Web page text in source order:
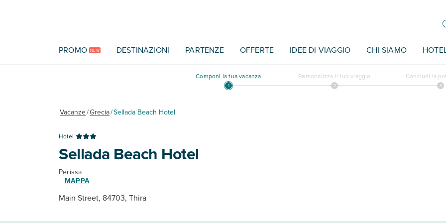
PROMO NEW DESTINAZIONI PARTENZE OFFERTE IDEE DI VIAGGIO CHI SIAMO
Componi la tua vacanza Personalizza il tuo viaggio Concludi la
Vacanze/Grecia/Sellada Beach Hotel
Hotel
Sellada Beach Hotel
Perissa
MAPPA
Main Street, 84703, Thira